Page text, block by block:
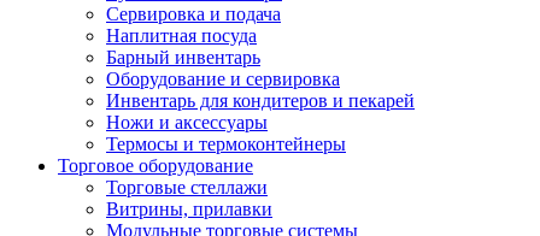
Сервировка и подача
Наплитная посуда
Барный инвентарь
Оборудование и сервировка
Инвентарь для кондитеров и пекарей
Ножи и аксессуары
Термосы и термоконтейнеры
Торговое оборудование
Торговые стеллажи
Витрины, прилавки
Модульные торговые системы